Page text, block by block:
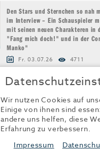
Den Stars und Sternchen so nah
im Interview – Ein Schauspieler
mit seinen neuen Charakteren in
"Fang mich doch!" und in der
Manko"
Fr. 03.07.26 4711
TRENDYONE
Wir nutzen Cookies auf
Einige von ihnen sind
andere uns helfen, diese
Erfahrung zu verbessern.
Impressum